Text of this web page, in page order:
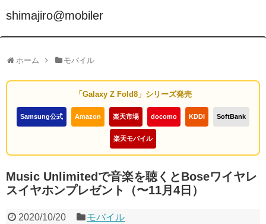
shimajiro@mobiler
ホーム モバイル
「Galaxy Z Fold8」シリーズ発売
Samsung公式 Amazon 楽天市場 docomo KDDI SoftBank
楽天モバイル
Music Unlimitedで音楽を聴くとBoseワイヤレ
スイヤホンプレゼント（〜11月4日）
2020/10/20 モバイル